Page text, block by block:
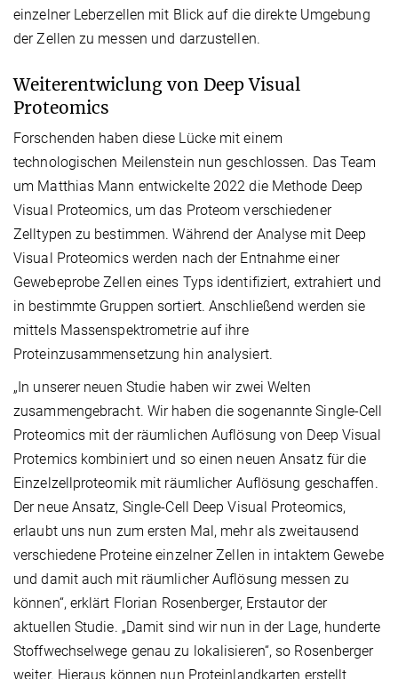
einzelner Leberzellen mit Blick auf die direkte Umgebung
der Zellen zu messen und darzustellen.
Weiterentwiclung von Deep Visual
Proteomics
Forschenden haben diese Lücke mit einem
technologischen Meilenstein nun geschlossen. Das Team
um Matthias Mann entwickelte 2022 die Methode Deep
Visual Proteomics, um das Proteom verschiedener
Zelltypen zu bestimmen. Während der Analyse mit Deep
Visual Proteomics werden nach der Entnahme einer
Gewebeprobe Zellen eines Typs identifiziert, extrahiert und
in bestimmte Gruppen sortiert. Anschließend werden sie
mittels Massenspektrometrie auf ihre
Proteinzusammensetzung hin analysiert.
„In unserer neuen Studie haben wir zwei Welten
zusammengebracht. Wir haben die sogenannte Single-Cell
Proteomics mit der räumlichen Auflösung von Deep Visual
Protemics kombiniert und so einen neuen Ansatz für die
Einzelzellproteomik mit räumlicher Auflösung geschaffen.
Der neue Ansatz, Single-Cell Deep Visual Proteomics,
erlaubt uns nun zum ersten Mal, mehr als zweitausend
verschiedene Proteine einzelner Zellen in intaktem Gewebe
und damit auch mit räumlicher Auflösung messen zu
können“, erklärt Florian Rosenberger, Erstautor der
aktuellen Studie. „Damit sind wir nun in der Lage, hunderte
Stoffwechselwege genau zu lokalisieren“, so Rosenberger
weiter. Hieraus können nun Proteinlandkarten erstellt